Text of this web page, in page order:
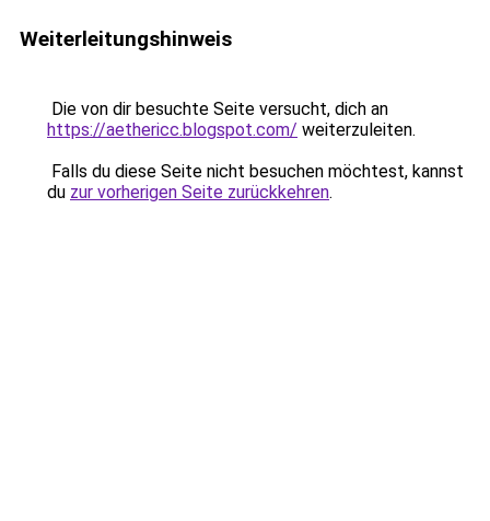
Weiterleitungshinweis
Die von dir besuchte Seite versucht, dich an
https://aethericc.blogspot.com/ weiterzuleiten.
Falls du diese Seite nicht besuchen möchtest, kannst
du zur vorherigen Seite zurückkehren.